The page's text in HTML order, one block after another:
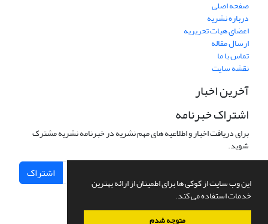
این وب سایت از کوکی ها برای اطمینان از ارائه بهترین
خدمات استفاده می کند.
متوجه شدم
صفحه اصلی
درباره نشریه
اعضای هیات تحریریه
ارسال مقاله
تماس با ما
نقشه سایت
آخرین اخبار
اشتراک خبرنامه
برای دریافت اخبار و اطلاعیه های مهم نشریه در خبرنامه نشریه مشترک
شوید.
اشتراک